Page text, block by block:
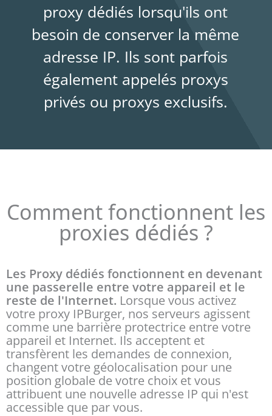
proxy dédiés lorsqu'ils ont
besoin de conserver la même
adresse IP. Ils sont parfois
également appelés proxys
privés ou proxys exclusifs.
Comment fonctionnent les
proxies dédiés ?
Les Proxy dédiés fonctionnent en devenant
une passerelle entre votre appareil et le
reste de l'Internet. Lorsque vous activez
votre proxy IPBurger, nos serveurs agissent
comme une barrière protectrice entre votre
appareil et Internet. Ils acceptent et
transfèrent les demandes de connexion,
changent votre géolocalisation pour une
position globale de votre choix et vous
attribuent une nouvelle adresse IP qui n'est
accessible que par vous.